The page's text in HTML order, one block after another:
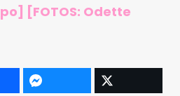
[FOTOS: Odette